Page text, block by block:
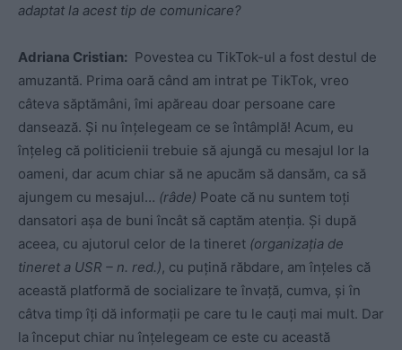
adaptat la acest tip de comunicare?
Adriana Cristian: Povestea cu TikTok-ul a fost destul de
amuzantă. Prima oară când am intrat pe TikTok, vreo
câteva săptămâni, îmi apăreau doar persoane care
dansează. Și nu înțelegeam ce se întâmplă! Acum, eu
înțeleg că politicienii trebuie să ajungă cu mesajul lor la
oameni, dar acum chiar să ne apucăm să dansăm, ca să
ajungem cu mesajul… (râde) Poate că nu suntem toți
dansatori așa de buni încât să captăm atenția. Și după
aceea, cu ajutorul celor de la tineret (organizația de
tineret a USR – n. red.), cu puțină răbdare, am înțeles că
această platformă de socializare te învață, cumva, și în
câtva timp îți dă informații pe care tu le cauți mai mult. Dar
la început chiar nu înțelegeam ce este cu această